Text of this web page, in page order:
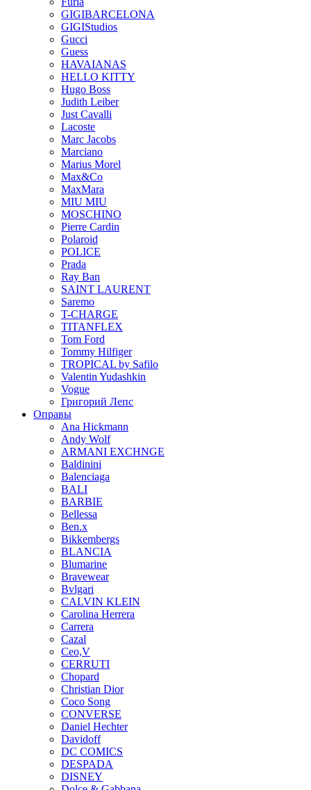
GIGIBARCELONA
GIGIStudios
Gucci
Guess
HAVAIANAS
HELLO KITTY
Hugo Boss
Judith Leiber
Just Cavalli
Lacoste
Marc Jacobs
Marciano
Marius Morel
Max&Co
MaxMara
MIU MIU
MOSCHINO
Pierre Cardin
Polaroid
POLICE
Prada
Ray Ban
SAINT LAURENT
Saremo
T-CHARGE
TITANFLEX
Tom Ford
Tommy Hilfiger
TROPICAL by Safilo
Valentin Yudashkin
Vogue
Григорий Лепс
Оправы
Ana Hickmann
Andy Wolf
ARMANI EXCHNGE
Baldinini
Balenciaga
BALI
BARBIE
Bellessa
Ben.x
Bikkembergs
BLANCIA
Blumarine
Bravewear
Bvlgari
CALVIN KLEIN
Carolina Herrera
Carrera
Cazal
Ceo,V
CERRUTI
Chopard
Christian Dior
Coco Song
CONVERSE
Daniel Hechter
Davidoff
DC COMICS
DESPADA
DISNEY